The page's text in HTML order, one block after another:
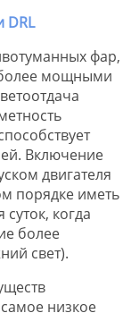
фар,
мощными
Включение
двигателя
порядке иметь
когда
более
свет).
низкое